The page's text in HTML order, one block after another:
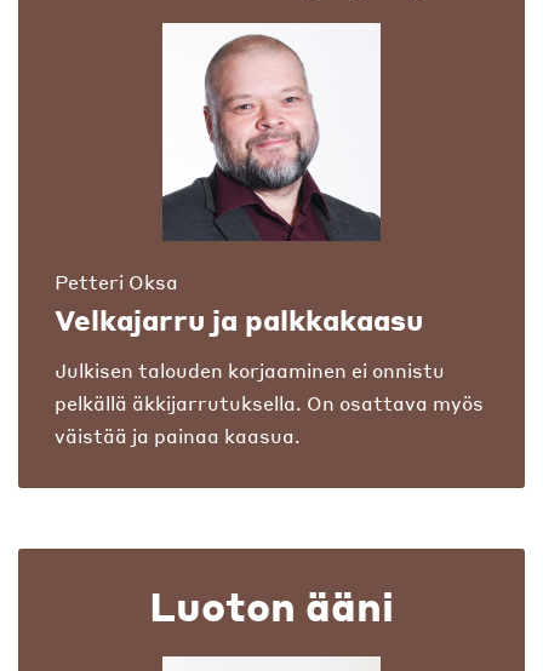
Petteri Oksa
Velkajarru ja palkkakaasu
Julkisen talouden korjaaminen ei onnistu
pelkällä äkkijarrutuksella. On osattava myös
väistää ja painaa kaasua.
Luoton ääni